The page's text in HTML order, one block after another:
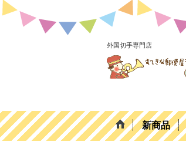
外国切手専門店
新商品